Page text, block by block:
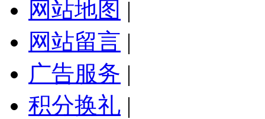
网站地图 |
网站留言 |
广告服务 |
积分换礼 |